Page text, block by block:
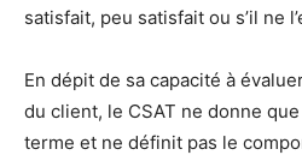
satisfait, peu satisfait ou s’il ne
En dépit de sa capacité à
du client, le CSAT ne donne
terme et ne définit pas le